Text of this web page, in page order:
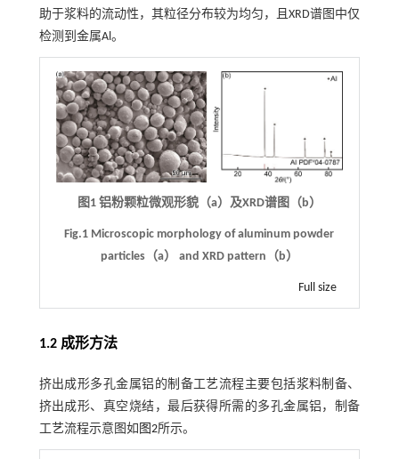
助于浆料的流动性，其粒径分布较为均匀，且XRD谱图中仅
检测到金属Al。
图1 铝粉颗粒微观形貌（a）及XRD谱图（b）
Fig.1 Microscopic morphology of aluminum powder
particles（a） and XRD pattern（b）
Full size
1.2 成形方法
挤出成形多孔金属铝的制备工艺流程主要包括浆料制备、
挤出成形、真空烧结，最后获得所需的多孔金属铝，制备
工艺流程示意图如 图2所示。